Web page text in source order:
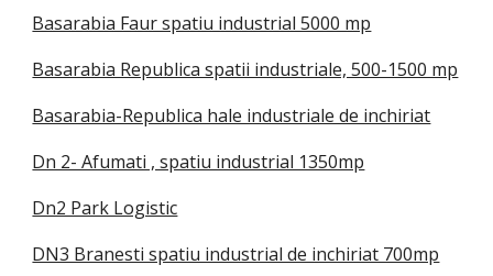
Basarabia Faur spatiu industrial 5000 mp
Basarabia Republica spatii industriale, 500-1500 mp
Basarabia-Republica hale industriale de inchiriat
Dn 2- Afumati , spatiu industrial 1350mp
Dn2 Park Logistic
DN3 Branesti spatiu industrial de inchiriat 700mp